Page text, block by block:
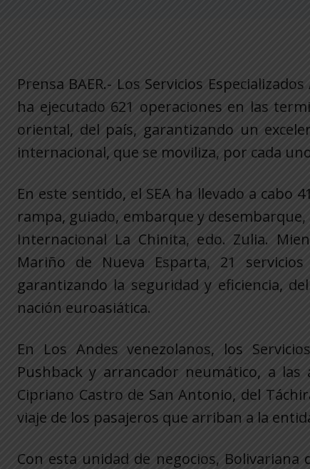
Prensa BAER.- Los Servicios
ha ejecutado 621 operaciones en las
oriental, del país, garantizando un
internacional, que se moviliza, por cada
En este sentido, el SEA ha llevado a cabo
rampa, guiado, embarque y
Internacional La Chinita, edo. Zulia.
Mariño de Nueva Esparta, 21
garantizando la seguridad y eficiencia,
nación euroasiática.
En Los Andes venezolanos, los
Pushback y arrancador neumático, a
Cipriano Castro de San Antonio, del
viaje de los pasajeros que arriban a la
Con esta unidad de negocios,